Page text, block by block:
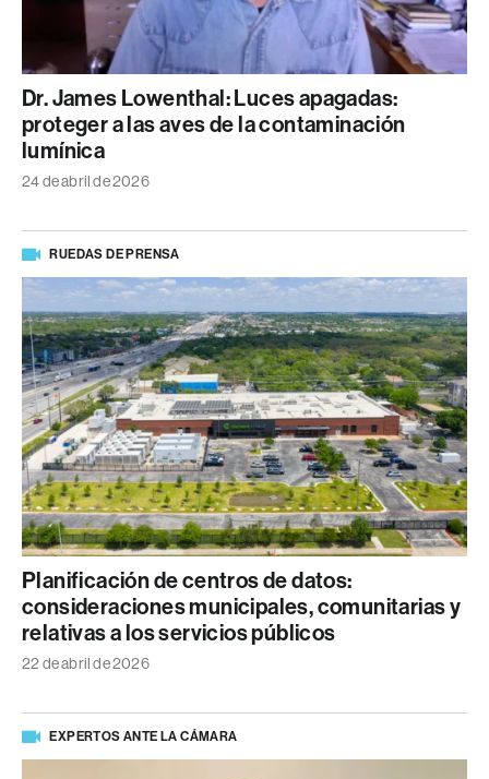
Dr. James Lowenthal: Luces apagadas:
proteger a las aves de la contaminación
lumínica
24 de abril de 2026
RUEDAS DE PRENSA
Planificación de centros de datos:
consideraciones municipales, comunitarias y
relativas a los servicios públicos
22 de abril de 2026
EXPERTOS ANTE LA CÁMARA